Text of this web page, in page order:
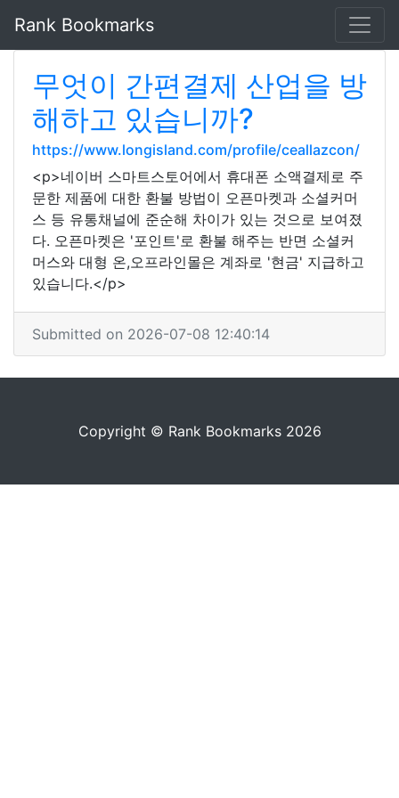
Rank Bookmarks
무엇이 간편결제 산업을 방
해하고 있습니까?
https://www.longisland.com/profile/ceallazcon/
<p>네이버 스마트스토어에서 휴대폰 소액결제로 주
문한 제품에 대한 환불 방법이 오픈마켓과 소셜커머
스 등 유통채널에 준순해 차이가 있는 것으로 보여졌
다. 오픈마켓은 '포인트'로 환불 해주는 반면 소셜커
머스와 대형 온,오프라인몰은 계좌로 '현금' 지급하고
있습니다.</p>
Submitted on 2026-07-08 12:40:14
Copyright © Rank Bookmarks 2026